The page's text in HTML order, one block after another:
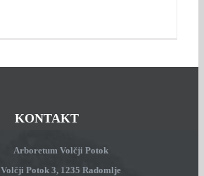
KONTAKT
Arboretum Volčji Potok
Volčji Potok 3, 1235 Radomlje